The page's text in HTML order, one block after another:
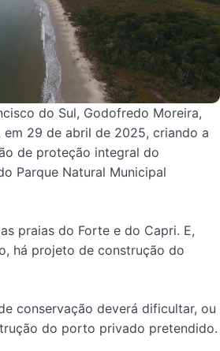
do Sul, Godofredo Moreira,
29 de abril de 2025, criando a
de proteção integral do
Parque Natural Municipal
praias do Forte e do Capri. E,
há projeto de construção do
conservação deverá dificultar, ou
do porto privado pretendido.